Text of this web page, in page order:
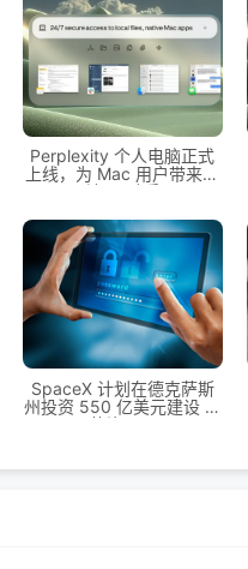
Perplexity 个人电脑正式
上线，为 Mac 用户带来本
地 AI 助手
SpaceX 计划在德克萨斯
州投资 550 亿美元建设 AI
芯片工厂